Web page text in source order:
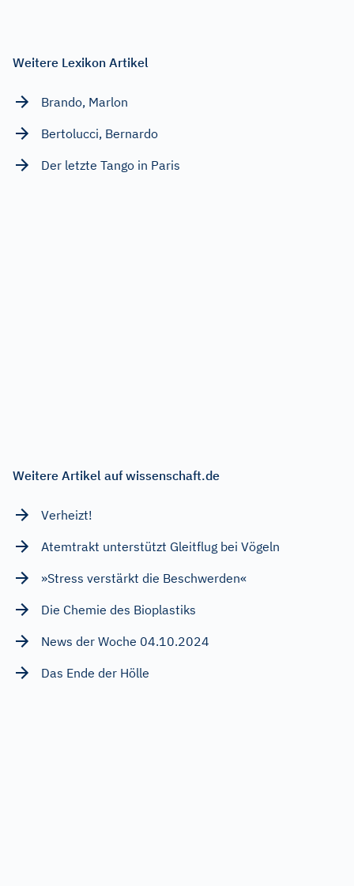
Weitere Lexikon Artikel
Brando, Marlon
Bertolucci, Bernardo
Der letzte Tango in Paris
Weitere Artikel auf wissenschaft.de
Verheizt!
Atemtrakt unterstützt Gleitflug bei Vögeln
»Stress verstärkt die Beschwerden«
Die Chemie des Bioplastiks
News der Woche 04.10.2024
Das Ende der Hölle